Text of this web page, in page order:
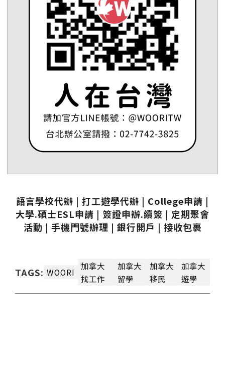
語言學校代辦 | 打工遊學代辦 | College申請 |
大學.碩士ESL申請 | 簽證申辦.續簽 | 定期聚會
活動 | 手機門號辦理 | 銀行開戶 | 接收包裹
TAGS: WOORI
加拿大
找工作
加拿大
留學
加拿大
移民
加拿大
遊學